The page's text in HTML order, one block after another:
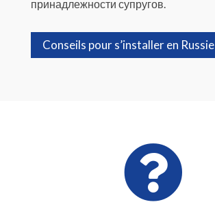
принадлежности супругов.
Conseils pour s’installer en Russie
